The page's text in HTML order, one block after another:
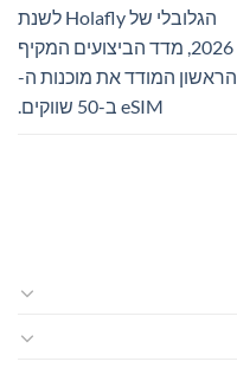
הגלובלי של Holafly לשנת
2026, מדד הביצועים המקיף
הראשון המודד את מוכנות ה-
eSIM ב-50 שווקים.